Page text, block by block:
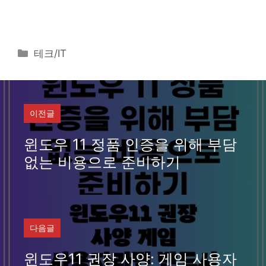
카
고
테크/IT
이전글
윈도우 11 정품 인증을 위해 부담
없는 비용으로 준비하기
다음글
윈도우11 권장 사양: 게임 사용자